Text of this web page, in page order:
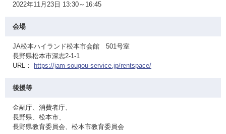
2022年11月23日 13:30～16:45
会場
JA松本ハイランド松本市会館 501号室
長野県松本市深志2-1-1
URL：
https://jam-sougou-service.jp/rentspace/
後援等
金融庁、消費者庁、
長野県、松本市、
長野県教育委員会、松本市教育委員会